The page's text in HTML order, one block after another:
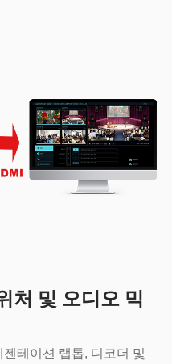
처 및 오디오 믹
테이션 랩톱, 디코더 및